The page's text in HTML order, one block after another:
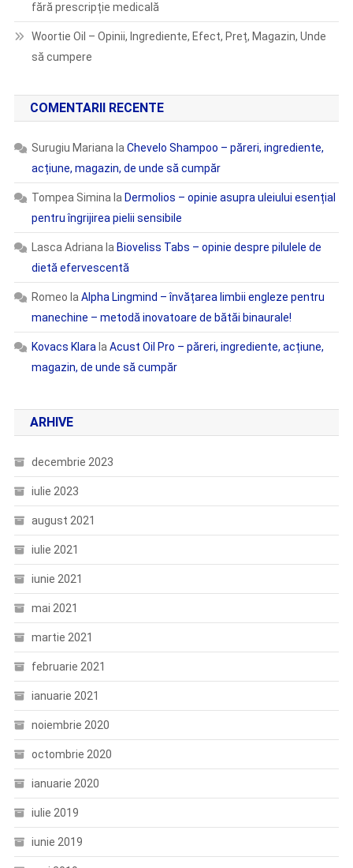
fără prescripție medicală
Woortie Oil – Opinii, Ingrediente, Efect, Preț, Magazin, Unde
să cumpere
COMENTARII RECENTE
Surugiu Mariana la Chevelo Shampoo – păreri, ingrediente,
acțiune, magazin, de unde să cumpăr
Tompea Simina la Dermolios – opinie asupra uleiului esențial
pentru îngrijirea pielii sensibile
Lasca Adriana la Bioveliss Tabs – opinie despre pilulele de
dietă efervescentă
Romeo la Alpha Lingmind – învățarea limbii engleze pentru
manechine – metodă inovatoare de bătăi binaurale!
Kovacs Klara la Acust Oil Pro – păreri, ingrediente, acțiune,
magazin, de unde să cumpăr
ARHIVE
decembrie 2023
iulie 2023
august 2021
iulie 2021
iunie 2021
mai 2021
martie 2021
februarie 2021
ianuarie 2021
noiembrie 2020
octombrie 2020
ianuarie 2020
iulie 2019
iunie 2019